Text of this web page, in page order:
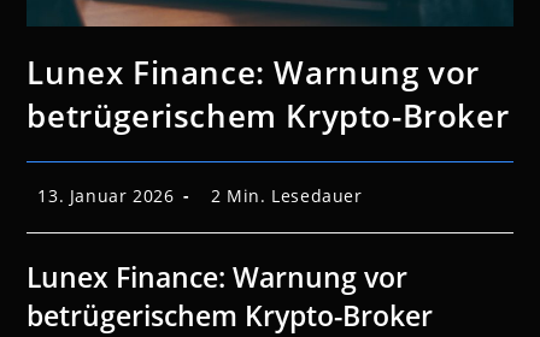
Lunex Finance: Warnung vor
betrügerischem Krypto-Broker
Beitrag
13. Januar 2026 Lesedauer:
2 Min. Lesedauer
Lunex Finance: Warnung vor
betrügerischem Krypto-Broker